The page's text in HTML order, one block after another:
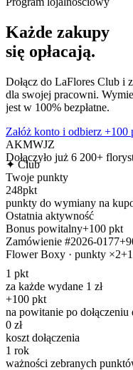
Każde zakupy
się opłacają.
Dołącz do LaFlores Club i
dla swojej pracowni.
jest w 100% bezpłatne.
Załóż konto i odbierz +100
AKMWJZ
Dołączyło już 6 200+
✦ Club
Twoje punkty
248pkt
punkty do wymiany na
Ostatnia aktywność
Bonus powitalny+100 pkt
Zamówienie #2026-0177
Flower Boxy · punkty ×2
1 pkt
za każde wydane 1 zł
+100 pkt
na powitanie po dołączeniu
0 zł
koszt dołączenia
1 rok
ważności zebranych